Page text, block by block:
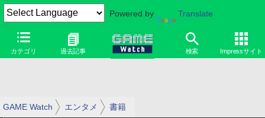
Powered by Translate
カテゴリ 過去記事 検索 Impressサイト
GAME Watch エンタメ 書籍